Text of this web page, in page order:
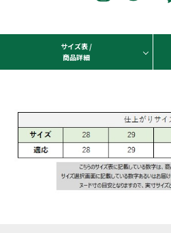
サイズ表 /
商品詳細